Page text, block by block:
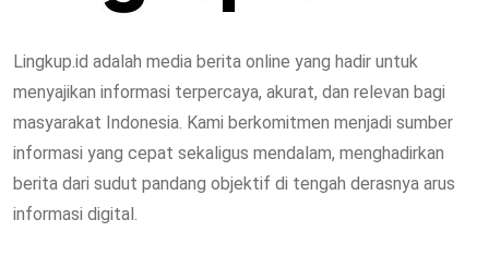
Lingkup.id adalah media berita online yang hadir untuk
menyajikan informasi terpercaya, akurat, dan relevan bagi
masyarakat Indonesia. Kami berkomitmen menjadi sumber
informasi yang cepat sekaligus mendalam, menghadirkan
berita dari sudut pandang objektif di tengah derasnya arus
informasi digital.